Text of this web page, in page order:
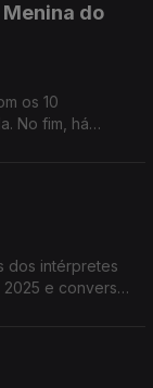
do
os 10
No fim, há
dos intérpretes
e conversas